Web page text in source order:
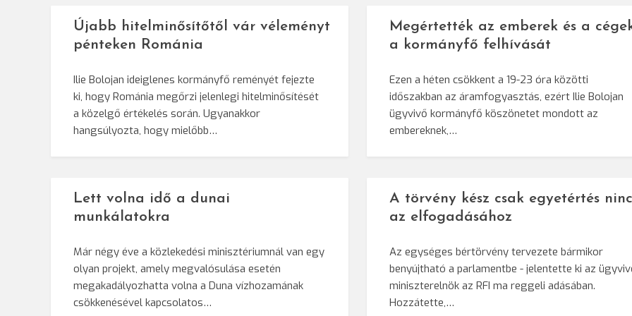
Újabb hitelminősítőtől vár véleményt
pénteken Románia
Ilie Bolojan ideiglenes kormányfő reményét fejezte
ki, hogy Románia megőrzi jelenlegi hitelminősítését
a közelgő értékelés során. Ugyanakkor
hangsúlyozta, hogy mielőbb…
Megértették az emberek és a
a kormányfő felhívását
Ezen a héten csökkent a 19-23 óra közötti
időszakban az áramfogyasztás, ezért Ilie Bolojan
ügyvivő kormányfő köszönetet mondott az
embereknek,…
Lett volna idő a dunai
munkálatokra
Már négy éve a közlekedési minisztériumnál van egy
olyan projekt, amely megvalósulása esetén
megakadályozhatta volna a Duna vízhozamának
csökkenésével kapcsolatos…
A törvény kész csak egyetértés
az elfogadásához
Az egységes bértörvény tervezete bármikor
benyújtható a parlamentbe - jelentette ki az
miniszterelnök az RFI ma reggeli adásában.
Hozzátette,…